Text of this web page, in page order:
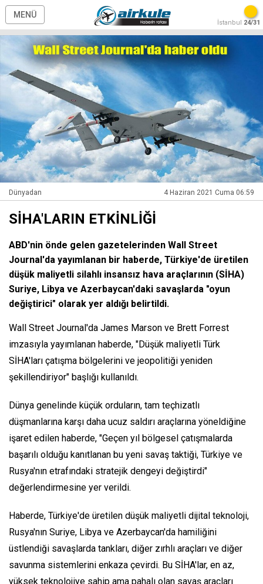
MENÜ
İstanbul 24/31
Dünyadan 4 Haziran 2021 Cuma 06:59
SİHA'LARIN ETKİNLİĞİ
ABD'nin önde gelen gazetelerinden Wall Street
Journal'da yayımlanan bir haberde, Türkiye'de üretilen
düşük maliyetli silahlı insansız hava araçlarının (SİHA)
Suriye, Libya ve Azerbaycan'daki savaşlarda "oyun
değiştirici" olarak yer aldığı belirtildi.
Wall Street Journal'da James Marson ve Brett Forrest
imzasıyla yayımlanan haberde, "Düşük maliyetli Türk
SİHA'ları çatışma bölgelerini ve jeopolitiği yeniden
şekillendiriyor" başlığı kullanıldı.
Dünya genelinde küçük orduların, tam teçhizatlı
düşmanlarına karşı daha ucuz saldırı araçlarına yöneldiğine
işaret edilen haberde, "Geçen yıl bölgesel çatışmalarda
başarılı olduğu kanıtlanan bu yeni savaş taktiği, Türkiye ve
Rusya'nın etrafındaki stratejik dengeyi değiştirdi"
değerlendirmesine yer verildi.
Haberde, Türkiye'de üretilen düşük maliyetli dijital teknoloji,
Rusya'nın Suriye, Libya ve Azerbaycan'da hamiliğini
üstlendiği savaşlarda tankları, diğer zırhlı araçları ve diğer
savunma sistemlerini enkaza çevirdi. Bu SİHA'lar, en az,
yüksek teknolojiye sahip ama pahalı olan savaş araçları